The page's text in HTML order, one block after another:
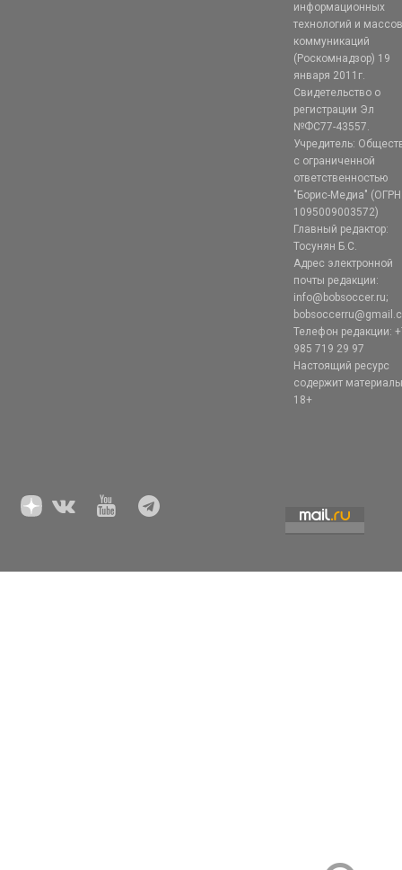
информационных
технологий и
коммуникаций
(Роскомнадзор) 19
января 2011г.
Свидетельство о
регистрации Эл
№ФС77-43557.
Учредитель:
с ограниченной
ответственностью
"Борис-Медиа" (ОГРН
1095009003572)
Главный редактор:
Тосунян Б.С.
Адрес электронной
почты редакции:
info@bobsoccer.ru;
Телефон редакции:
985 719 29 97
Настоящий ресурс
содержит
18+